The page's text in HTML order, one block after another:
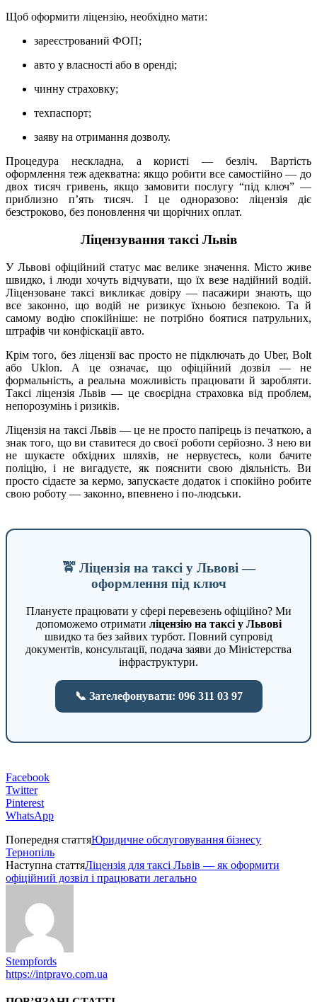
Щоб оформити ліцензію, необхідно мати:
зареєстрований ФОП;
авто у власності або в оренді;
чинну страховку;
техпаспорт;
заяву на отримання дозволу.
Процедура нескладна, а користі — безліч. Вартість
оформлення теж адекватна: якщо робити все самостійно — до
двох тисяч гривень, якщо замовити послугу “під ключ” —
приблизно п’ять тисяч. І це одноразово: ліцензія діє
безстроково, без поновлення чи щорічних оплат.
Ліцензування таксі Львів
У Львові офіційний статус має велике значення. Місто живе
швидко, і люди хочуть відчувати, що їх везе надійний водій.
Ліцензоване таксі викликає довіру — пасажири знають, що
все законно, що водій не ризикує їхньою безпекою. Та й
самому водію спокійніше: не потрібно боятися патрульних,
штрафів чи конфіскації авто.
Крім того, без ліцензії вас просто не підключать до Uber, Bolt
або Uklon. А це означає, що офіційний дозвіл — не
формальність, а реальна можливість працювати й заробляти.
Таксі ліцензія Львів — це своєрідна страховка від проблем,
непорозумінь і ризиків.
Ліцензія на таксі Львів — це не просто папірець із печаткою, а
знак того, що ви ставитеся до своєї роботи серйозно. З нею ви
не шукаєте обхідних шляхів, не нервуєтесь, коли бачите
поліцію, і не вигадуєте, як пояснити свою діяльність. Ви
просто сідаєте за кермо, запускаєте додаток і спокійно робите
свою роботу — законно, впевнено і по-людськи.
🚖 Ліцензія на таксі у Львові —
оформлення під ключ
Плануєте працювати у сфері перевезень офіційно? Ми
допоможемо отримати ліцензію на таксі у Львові
швидко та без зайвих турбот. Повний супровід
документів, консультації, подача заяви до Міністерства
інфраструктури.
📞 Зателефонувати: 096 311 03 97
Facebook
Twitter
Pinterest
WhatsApp
Попередня статтяЮридичне обслуговування бізнесу
Тернопіль
Наступна статтяЛіцензія для таксі Львів — як оформити
офіційний дозвіл і працювати легально
Stempfords
https://intpravo.com.ua